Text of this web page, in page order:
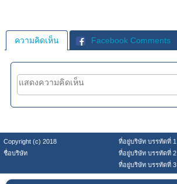
ความคิดเห็น Facebook Comments
Copyright (c) 2018
ที่อยู่บริษัท บรรทัดที่ 1
ชื่อบริษัท
ที่อยู่บริษัท บรรทัดที่ 2
ที่อยู่บริษัท บรรทัดที่ 3